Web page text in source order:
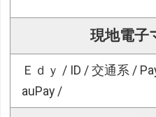
現地電子
Ｅｄｙ / ID / 交通系 /
auPay /